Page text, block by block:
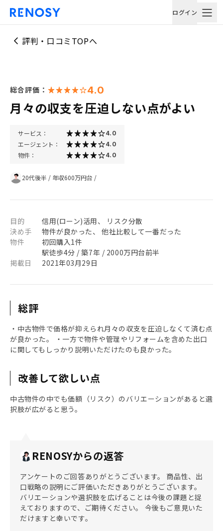
ログイン
評判・口コミTOPへ
総合評価： 4.0
月々の収支を圧迫しない点がよい
サービス： 4.0
エージェント： 4.0
物件： 4.0
20代後半 / 年収600万円台 /
目的
信用(ローン)活用、 リスク分散
決め手
物件が良かった、 他社比較して一番だった
物件
初回購入1件
駅徒歩4分 / 築7年 / 2000万円台前半
掲載日
2021年03月29日
総評
・中古物件で価格が抑えられ月々の収支を圧迫しなくて済む点
が良かった。 ・一方で物件や管理やリフォームを含めた出口
に関してもしっかり説明いただけたのも良かった。
改善して欲しい点
中古物件の中でも価額（リスク）のバリエーションがあると選
択肢が広がると思う。
RENOSYからの返答
アンケートのご回答ありがとうございます。 商品性、出
口戦略の説明にご評価いただきありがとうございます。
バリエーションや選択肢を広げることは今後の課題と捉
えておりますので、ご期待ください。 今後もご意見いた
だけますと幸いです。